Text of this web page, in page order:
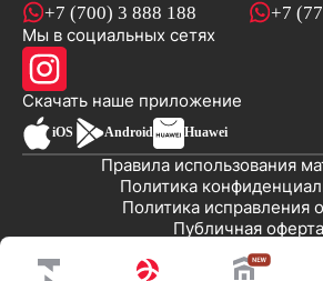
+7 (700) 3 888 188 +7
Мы в социальных сетях
Скачать наше приложениеновостей
iOS Android Huawei
Публичная оферта
Политика исправления
Политика
Правила использования
© 2008-2026 ТОО